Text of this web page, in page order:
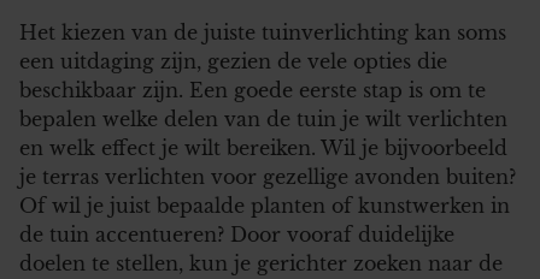
Het kiezen van de juiste tuinverlichting kan soms
een uitdaging zijn, gezien de vele opties die
beschikbaar zijn. Een goede eerste stap is om te
bepalen welke delen van de tuin je wilt verlichten
en welk effect je wilt bereiken. Wil je bijvoorbeeld
je terras verlichten voor gezellige avonden buiten?
Of wil je juist bepaalde planten of kunstwerken in
de tuin accentueren? Door vooraf duidelijke
doelen te stellen, kun je gerichter zoeken naar de